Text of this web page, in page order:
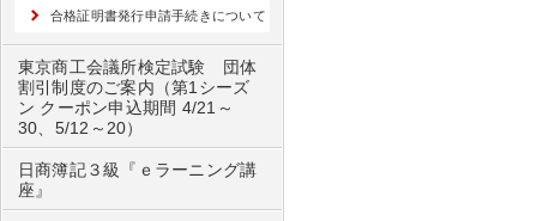
合格証明書発行申請手続きについて
東京商工会議所検定試験 団体
割引制度のご案内（第1シーズ
ン クーポン申込期間 4/21～
30、5/12～20）
日商簿記３級『ｅラーニング講
座』